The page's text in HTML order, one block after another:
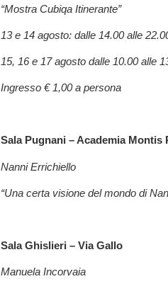
“Mostra Cubiqa Itinerante”
13 e 14 agosto: dalle 14.00 alle
15, 16 e 17 agosto dalle 10.00 alle
Ingresso € 1,00 a persona
Sala Pugnani – Academia Montis
Nanni Errichiello
“Una certa visione del mondo di
Sala Ghislieri – Via Gallo
Manuela Incorvaia